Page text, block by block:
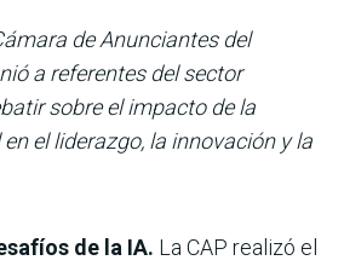
de Anunciantes del
a referentes del sector
sobre el impacto de la
el liderazgo, la innovación y la
de la IA. La CAP realizó el